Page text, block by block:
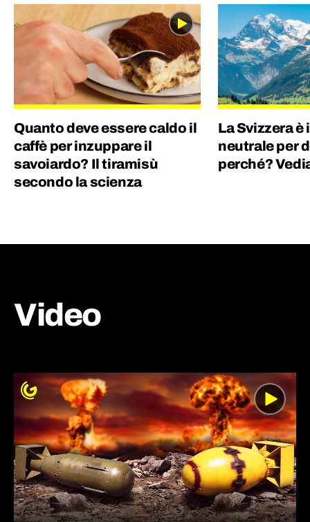
Quanto deve essere caldo il
caffè per inzuppare il
savoiardo? Il tiramisù
secondo la scienza
La Svizzera è
neutrale per
perché?
Video